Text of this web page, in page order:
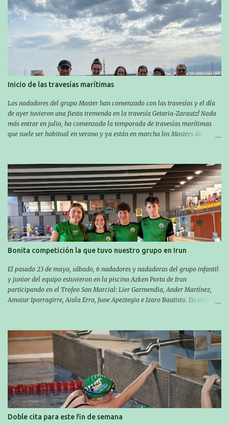
Inicio de las travesías marítimas
Los nadadores del grupo Master han comenzado con las travesías y el día
de ayer tuvieron una fiesta tremenda en la travesía Getaria-Zarautz! Nada
más entrar en julio, ha comenzado la temporada de travesías marítimas
que suele ser habitual en verano y ya están en marcha los Masters de
próxima cita. Para empezar, el 13 de julio, Manu Santos participó en la
XXXVIII. Travesía a nado de Ondarroa y recorrió una distancia de 1600
metros en 28 minutos y 30 segundos. Al día siguiente, Manu Santos y su
compañero Asier Gorostegi participaron en la V. San Antón Bira. En esta
travesía se realiza un recorrido desde la playa de Gaztetape hasta la playa
de Malkorbe, pero debido al estado del mar de aquel día, la organización
decidió hacerlo en el interior de la bahía de la playa de Malkorbe. Así,
Asier completó el recorrido en 29 minutos y 30 segundos, c...
Bonita competición la que tuvo nuestro grupo en Irun
El pasado 23 de mayo, sábado, 6 nadadores y nadadoras del grupo infantil
y junior del equipo estuvieron en la piscina Azken Portu de Irun
participando en el Trofeo San Marcial: Lier Garmendia, Ander Martínez,
Amaiur Iparragirre, Aiala Erro, June Apeztegia e Izaro Bautista. En esta
marcas. A pesar de no conseguir marca, pasaron una tarde muy buena y
sirvió para reforzar su experiencia. La mayoría ya ha terminado la
temporada, pero seguiremos trabajando con quienes están en la recta final,
trabajando para que cada uno consiga sus objetivos personales. BRNPWR!
Doble cita para este fin de semana